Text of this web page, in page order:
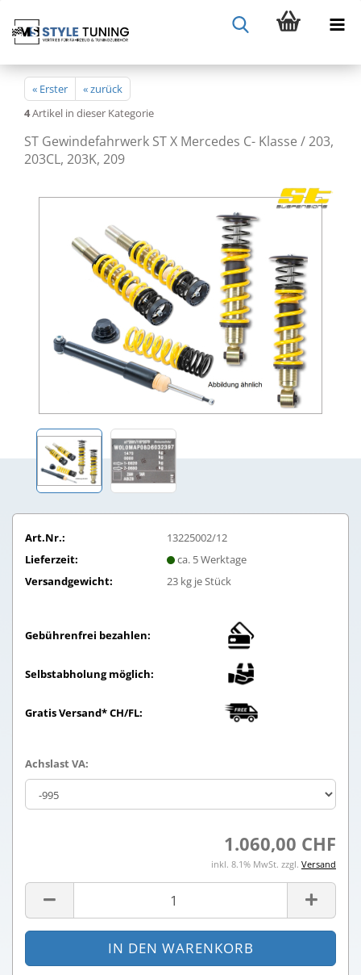
« Erster
« zurück
4Artikel in dieser Kategorie
ST Gewindefahrwerk ST X Mercedes C- Klasse / 203,
203CL, 203K, 209
Art.Nr.:
13225002/12
Lieferzeit:
ca. 5 Werktage
Versandgewicht:
23kg je Stück
Gebührenfrei bezahlen:
Selbstabholung möglich:
Gratis Versand* CH/FL:
Achslast VA:
1.060,00 CHF
inkl. 8.1% MwSt. zzgl. Versand